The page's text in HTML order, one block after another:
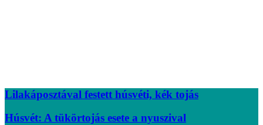
Lilakáposztával festett húsvéti, kék tojás
Húsvét: A tükörtojás esete a nyuszival